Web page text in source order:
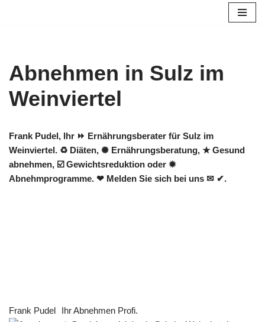
Abnehmen in Sulz im
Weinviertel
Frank Pudel, Ihr ⏩ Ernährungsberater für Sulz im
Weinviertel. ♻ Diäten, ✺ Ernährungsberatung, ★ Gesund
abnehmen, ☑️ Gewichtsreduktion oder ✹
Abnehmprogramme. ❤ Melden Sie sich bei uns ✉ ✔.
Frank Pudel Ihr Abnehmen Profi.